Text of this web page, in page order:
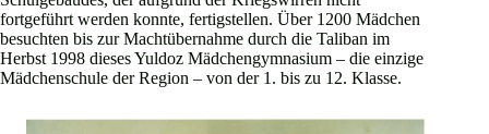
fortgeführt werden konnte, fertigstellen. Über 1200 Mädchen
besuchten bis zur Machtübernahme durch die Taliban im
Herbst 1998 dieses Yuldoz Mädchengymnasium – die einzige
Mädchenschule der Region – von der 1. bis zu 12. Klasse.